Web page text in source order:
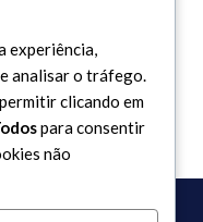
experiência,
analisar o tráfego.
clicando em
para consentir
não